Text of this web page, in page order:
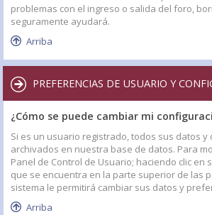
problemas con el ingreso o salida del foro,
seguramente ayudará.
Arriba
PREFERENCIAS DE USUARIO Y
¿Cómo se puede cambiar mi
Si es un usuario registrado, todos sus datos
archivados en nuestra base de datos. Para
Panel de Control de Usuario; haciendo clic en
que se encuentra en la parte superior de las
sistema le permitirá cambiar sus datos y
Arriba